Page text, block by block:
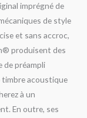
imprégné de
de style
et sans accroc,
produisent des
de préampli
timbre acoustique
à un
En outre, ses